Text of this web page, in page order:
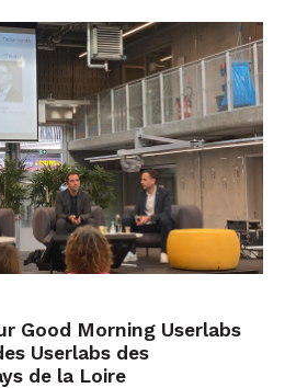
Good Morning Userlabs
Userlabs des
de la Loire